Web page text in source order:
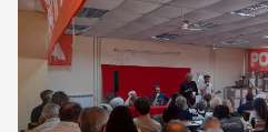
ALTAMIRA